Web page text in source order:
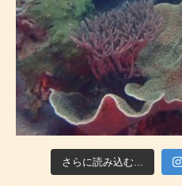
さらに読み込む...